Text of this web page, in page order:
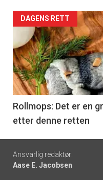
Forsiden
akkurat
nå
-
6
DAGENS RETT
Rollmops: Det er en
etter denne retten
Footer
-
Ansvarlig redaktør:
Aase E. Jacobsen